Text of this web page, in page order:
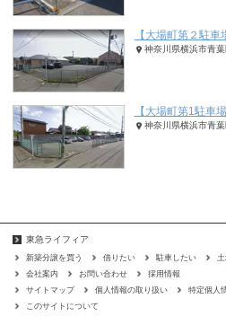
【大場町第２駐車
神奈川県横浜市青
【大場町第1駐車場
神奈川県横浜市青
東急ライフィア
新築分譲を買う 借りたい 駐車したい
会社案内
お問い合わせ
採用情報
サイトマップ
個人情報の取り扱い
特定個人
このサイトについて